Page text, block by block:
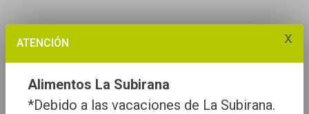
ATENCIÓN x
Alimentos La Subirana
*Debido a las vacaciones de La Subirana.
404